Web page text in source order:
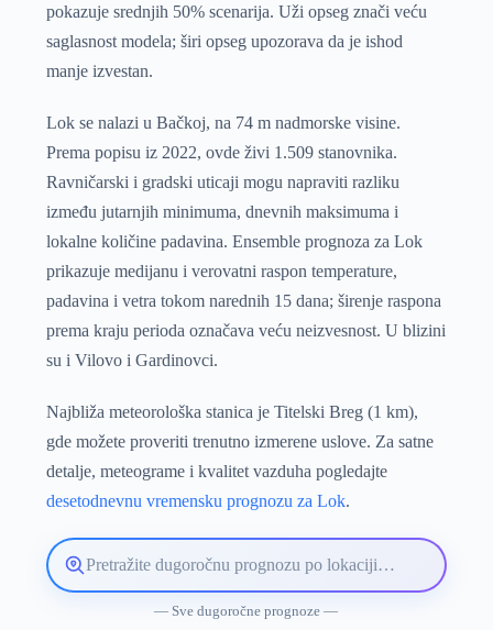
pokazuje srednjih 50% scenarija. Uži opseg znači veću
saglasnost modela; širi opseg upozorava da je ishod
manje izvestan.
Lok se nalazi u Bačkoj, na 74 m nadmorske visine.
Prema popisu iz 2022, ovde živi 1.509 stanovnika.
Ravničarski i gradski uticaji mogu napraviti razliku
između jutarnjih minimuma, dnevnih maksimuma i
lokalne količine padavina. Ensemble prognoza za Lok
prikazuje medijanu i verovatni raspon temperature,
padavina i vetra tokom narednih 15 dana; širenje raspona
prema kraju perioda označava veću neizvesnost. U blizini
su i Vilovo i Gardinovci.
Najbliža meteorološka stanica je Titelski Breg (1 km),
gde možete proveriti trenutno izmerene uslove. Za satne
detalje, meteograme i kvalitet vazduha pogledajte
desetodnevnu vremensku prognozu za Lok.
Pretražite
lokaciju
— Sve dugoročne prognoze —